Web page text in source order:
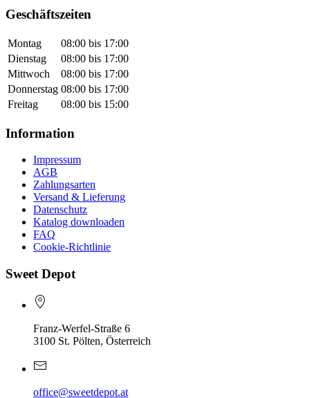
Geschäftszeiten
Montag
08:00 bis 17:00
Dienstag
08:00 bis 17:00
Mittwoch
08:00 bis 17:00
Donnerstag 08:00 bis 17:00
Freitag
08:00 bis 15:00
Information
Impressum
AGB
Zahlungsarten
Versand & Lieferung
Datenschutz
Katalog downloaden
FAQ
Cookie-Richtlinie
Sweet Depot
Franz-Werfel-Straße 6
3100 St. Pölten, Österreich
office@sweetdepot.at